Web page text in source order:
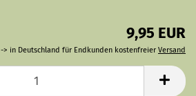
9,95 EUR
-> in Deutschland für Endkunden kostenfreier Versand